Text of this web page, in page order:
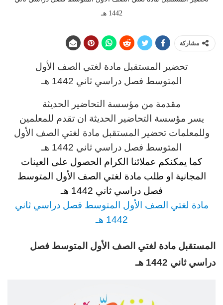
1442 هـ
مشاركة
تحضير المستقبل مادة لغتي الصف الأول
المتوسط فصل دراسي ثاني 1442 هـ
مقدمة من مؤسسة التحاضير الحديثة
يسر مؤسسة التحاضير الحديثة ان تقدم للمعلمين
وللمعلمات تحضير المستقبل مادة لغتي الصف الأول
المتوسط فصل دراسي ثاني 1442 هـ
كما يمكنكم عملائنا الكرام الحصول على العينات
المجانية او طلب مادة لغتي الصف الأول المتوسط
فصل دراسي ثاني 1442 هـ
مادة لغتي الصف الأول المتوسط فصل دراسي ثاني
1442 هـ
المستقبل مادة لغتي الصف الأول المتوسط فصل
دراسي ثاني 1442 هـ